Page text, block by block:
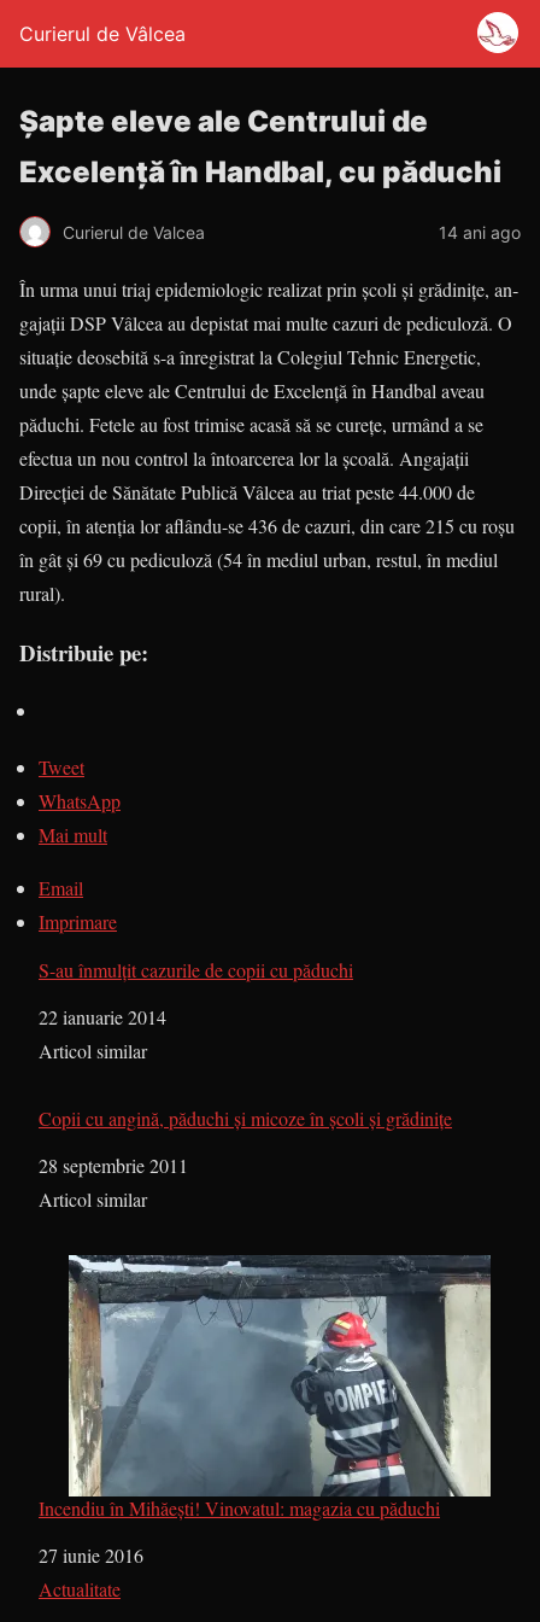
Curierul de Vâlcea
Șapte eleve ale Centrului de
Excelență în Handbal, cu păduchi
Curierul de Valcea 14 ani ago
În urma unui triaj epidemiologic realizat prin școli și grădinițe, an­­
ga­jații DSP Vâlcea au depistat mai mul­te cazuri de pediculoză. O
situ­ație deosebită s-a înregistrat la Co­le­giul Tehnic Energetic,
unde șapte eleve ale Centrului de Excelență în Handbal aveau
păduchi. Fetele au fost trimise acasă să se curețe, ur­mând a se
efectua un nou control la întoarcerea lor la școală. Angajații
Direcției de Sănătate Publică Vâl­cea au triat peste 44.000 de
copii, în atenția lor aflându-se 436 de ca­zuri, din care 215 cu roșu
în gât și 69 cu pediculoză (54 în mediul ur­ban, restul, în mediul
rural).
Distribuie pe:
Tweet
WhatsApp
Mai mult
Email
Imprimare
S-au înmulțit cazurile de copii cu păduchi
Dată
22 ianuarie 2014
În legătură cu
Articol similar
Copii cu angină, păduchi și micoze în școli și grădinițe
Dată
28 septembrie 2011
În legătură cu
Articol similar
Incendiu în Mihăești! Vinovatul: magazia cu păduchi
Dată
27 iunie 2016
În legătură cu
Actualitate